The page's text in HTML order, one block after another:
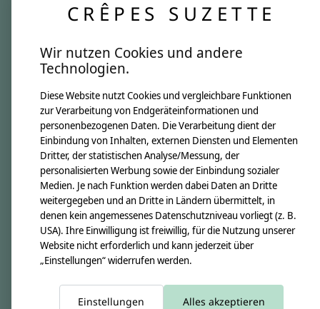
Über uns
Unsere Creppies
Nähkästchen
Unsere Stoffe
Impressum
Informationen
Kontakt
Versandkosten & Rücksendungen
Zahlungsarten
Widerrufsbelehrung
CRÊPES SUZETTE
Wir nutzen Cookies und andere
Technologien.
Diese Website nutzt Cookies und vergleichbare Funktionen
zur Verarbeitung von Endgeräteinformationen und
personenbezogenen Daten. Die Verarbeitung dient der
Einbindung von Inhalten, externen Diensten und Elementen
Dritter, der statistischen Analyse/Messung, der
personalisierten Werbung sowie der Einbindung sozialer
Medien. Je nach Funktion werden dabei Daten an Dritte
weitergegeben und an Dritte in Ländern übermittelt, in
denen kein angemessenes Datenschutzniveau vorliegt (z. B.
USA). Ihre Einwilligung ist freiwillig, für die Nutzung unserer
Website nicht erforderlich und kann jederzeit über
„Einstellungen“ widerrufen werden.
Einstellungen Alles akzeptieren